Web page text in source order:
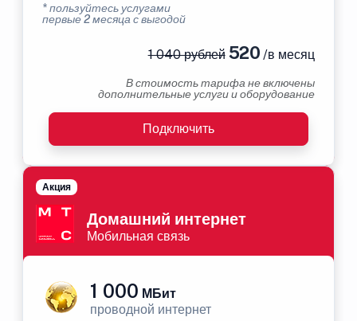
* пользуйтесь услугами
первые 2 месяца с выгодой
1 040 рублей520 /в месяц
В стоимость тарифа не включены
дополнительные услуги и оборудование
Подключить
Домашний интернет
Мобильная связь
Акция
1 000 МБит
проводной интернет